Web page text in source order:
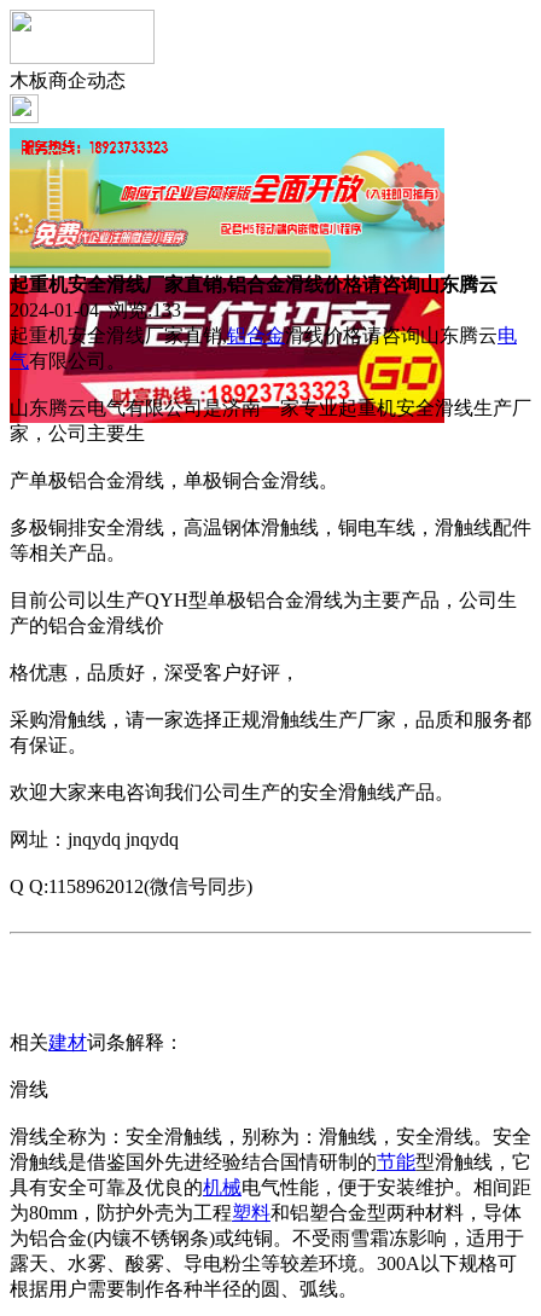
木板商企动态
起重机安全滑线厂家直销,铝合金滑线价格请咨询山东腾云
2024-01-04 浏览:133
起重机安全滑线厂家直销,铝合金滑线价格请咨询山东腾云电
气有限公司。
山东腾云电气有限公司是济南一家专业起重机安全滑线生产厂
家，公司主要生
产单极铝合金滑线，单极铜合金滑线。
多极铜排安全滑线，高温钢体滑触线，铜电车线，滑触线配件
等相关产品。
目前公司以生产QYH型单极铝合金滑线为主要产品，公司生
产的铝合金滑线价
格优惠，品质好，深受客户好评，
采购滑触线，请一家选择正规滑触线生产厂家，品质和服务都
有保证。
欢迎大家来电咨询我们公司生产的安全滑触线产品。
网址：jnqydq jnqydq
Q Q:1158962012(微信号同步)
相关建材词条解释：
滑线
滑线全称为：安全滑触线，别称为：滑触线，安全滑线。安全
滑触线是借鉴国外先进经验结合国情研制的节能型滑触线，它
具有安全可靠及优良的机械电气性能，便于安装维护。相间距
为80mm，防护外壳为工程塑料和铝塑合金型两种材料，导体
为铝合金(内镶不锈钢条)或纯铜。不受雨雪霜冻影响，适用于
露天、水雾、酸雾、导电粉尘等较差环境。300A以下规格可
根据用户需要制作各种半径的圆、弧线。